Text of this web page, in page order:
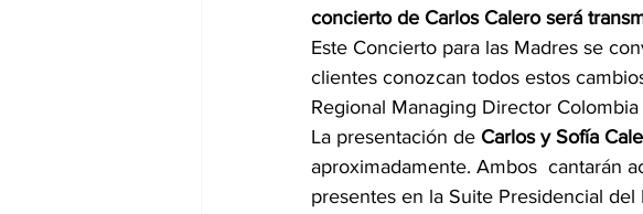
concierto de Carlos Calero será
Este Concierto para las Madres se
clientes conozcan todos estos
Regional Managing Director Colombia
La presentación de Carlos y Sofía
aproximadamente. Ambos  cantarán
presentes en la Suite Presidencial